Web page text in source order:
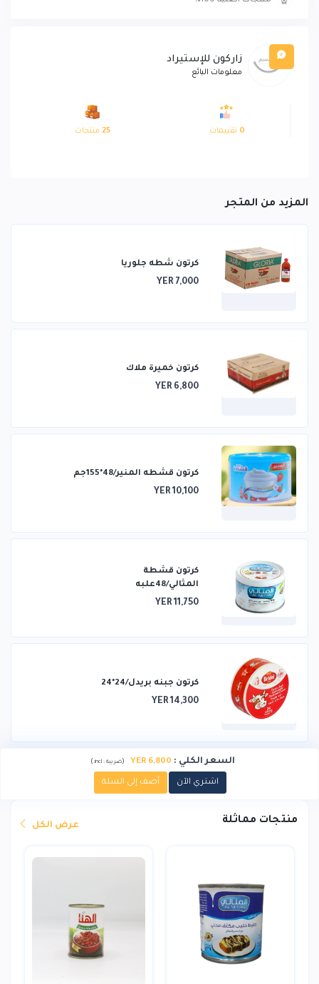
زاركون للإستيراد
معلومات البائع
0 تقييمات 25 منتجات
المزيد من المتجر
كرتون شطه جلوريا
YER 7,000
كرتون خميرة ملاك
YER 6,800
كرتون قشطه المنير/48*155جم
YER 10,100
كرتون قشطة
المثالي/48علبه
YER 11,750
كرتون جبنه بريدل/24*24
YER 14,300
السعر الكلي :
YER 6,800
(ضريبة :incl.
)
اشتري الآن أضف إلى السلة
منتجات مماثلة عرض الكل